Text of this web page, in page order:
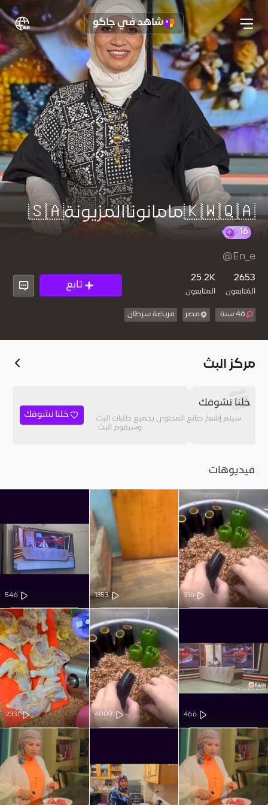
شاهد في جاكو
🇰🇼🇶🇦مامانوناالمزيونة🇸🇦
@En_e
2653
المُتابعون
25.2K
المتابعون
تابع
46 سنة مصر مريضة سرطان
مركز البث
خلنا نشوفك
سيتم إشعار صانع المحتوى بجميع طلبات البث
وسيقوم البث.
خلنا نشوفك
فيديوهات
316
1353
546
466
4009
2331